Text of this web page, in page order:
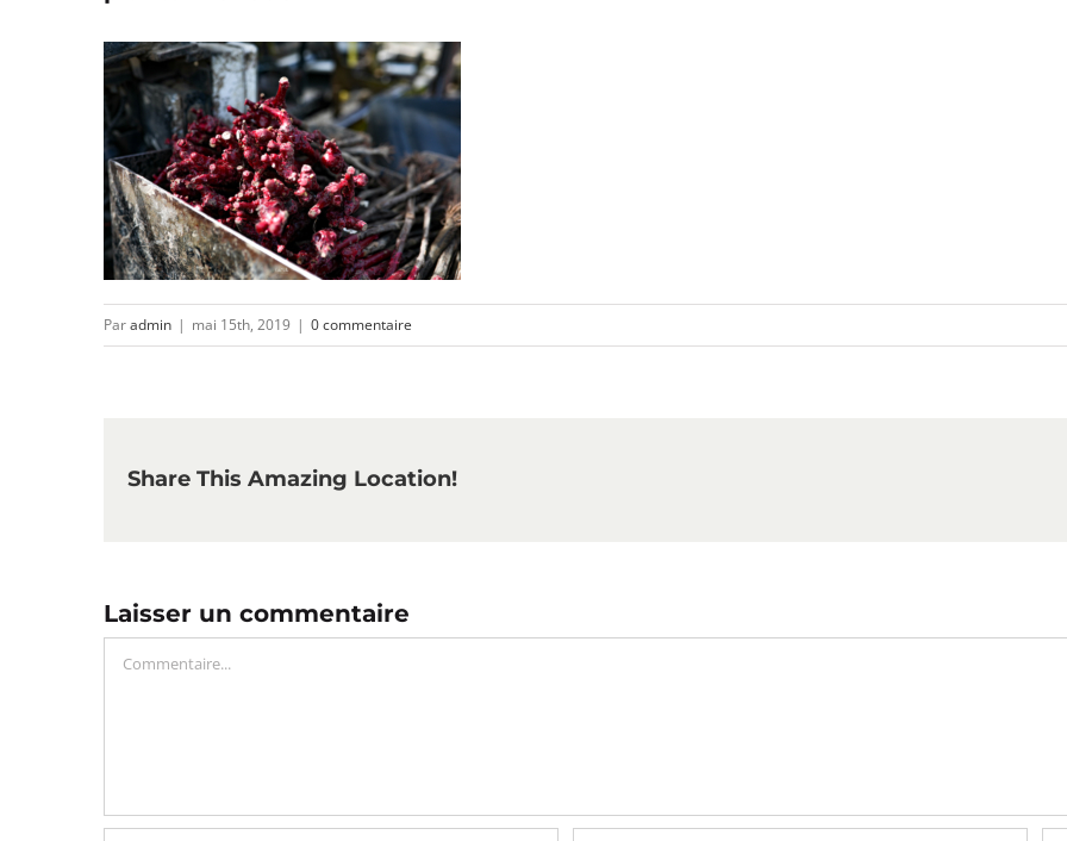
Paradmin | mai 15th, 2019 | 0 commentaire
Share This Amazing Location!
Laisser un commentaire
Commentaire